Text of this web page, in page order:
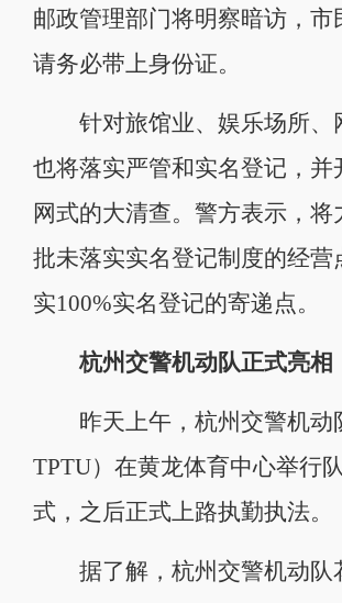
邮政管理部门将明察暗访，市
请务必带上身份证。
针对旅馆业、娱乐场所、
也将落实严管和实名登记，并
网式的大清查。警方表示，将
批未落实实名登记制度的经营
实100%实名登记的寄递点。
杭州交警机动队正式亮相
昨天上午，杭州交警机动
TPTU）在黄龙体育中心举行
式，之后正式上路执勤执法。
据了解，杭州交警机动队